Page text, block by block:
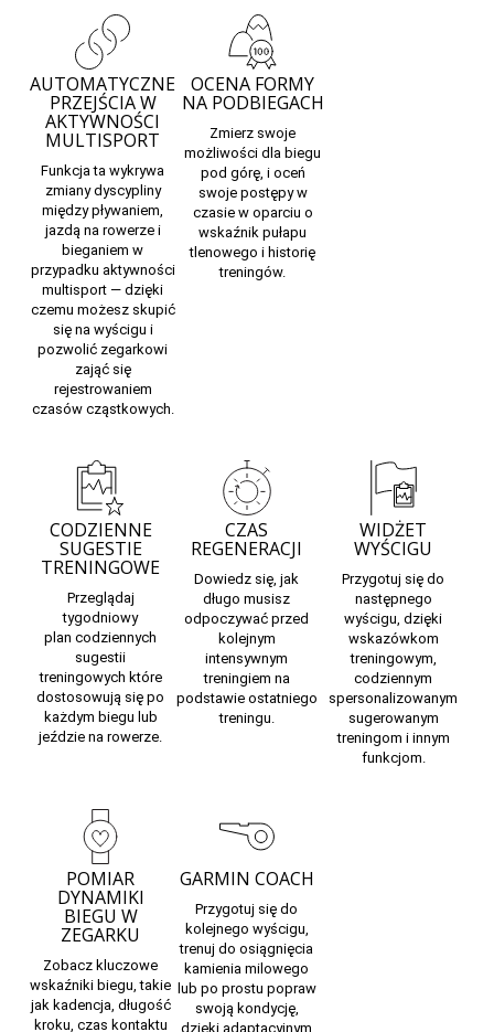
AUTOMATYCZNE
PRZEJŚCIA W
AKTYWNOŚCI
MULTISPORT
Funkcja ta wykrywa
zmiany dyscypliny
między pływaniem,
jazdą na rowerze i
bieganiem w
przypadku aktywności
multisport — dzięki
czemu możesz skupić
się na wyścigu i
pozwolić zegarkowi
zająć się
rejestrowaniem
czasów cząstkowych.
OCENA FORMY
NA PODBIEGACH
Zmierz swoje
możliwości dla biegu
pod górę, i oceń
swoje postępy w
czasie w oparciu o
wskaźnik pułapu
tlenowego i historię
treningów.
CODZIENNE
SUGESTIE
TRENINGOWE
Przeglądaj
tygodniowy
plancodziennych
sugestii
treningowych które
dostosowują się po
każdym biegu lub
jeździe na rowerze.
CZAS
REGENERACJI
Dowiedz się,jak
długo musisz
odpoczywać przed
kolejnym
intensywnym
treningiem na
podstawie ostatniego
treningu.
WIDŻET
WYŚCIGU
Przygotuj się do
następnego
wyścigu, dzięki
wskazówkom
treningowym,
codziennym
spersonalizowanym
sugerowanym
treningom i innym
funkcjom.
POMIAR
DYNAMIKI
BIEGU W
ZEGARKU
Zobacz kluczowe
wskaźniki biegu, takie
jak kadencja, długość
kroku, czas kontaktu
GARMIN COACH
Przygotuj się do
kolejnego wyścigu,
trenuj do osiągnięcia
kamienia milowego
lub po prostu popraw
swoją kondycję,
dzięki adaptacyjnym